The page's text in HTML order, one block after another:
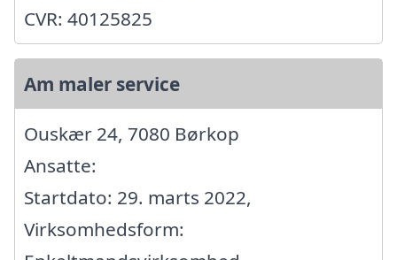
CVR: 40125825
Am maler service
Ouskær 24, 7080 Børkop
Ansatte:
Startdato: 29. marts 2022,
Virksomhedsform: